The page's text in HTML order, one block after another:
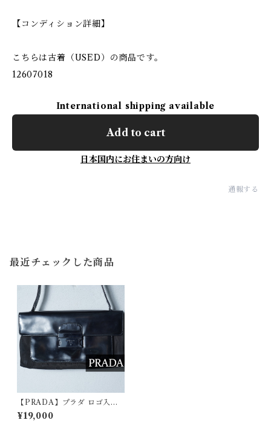
【コンディション詳細】
こちらは古着（USED）の商品です。
12607018
International shipping available
Add to cart
日本国内にお住まいの方向け
通報する
最近チェックした商品
【PRADA】プラダ ロゴ入エ
ナメルレザー・ナイロンワン
ショルダーバッグ black
¥19,000